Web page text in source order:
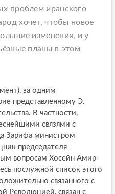
проблем иранского
хочет, чтобы новое
изменения, и у
планы в этом
за одним
представленному Э.
В частности,
связями с
Зарифа министром
председателя
вопросам Хосейн Амир-
послужной список этого
связанного с
Революцией, связан с